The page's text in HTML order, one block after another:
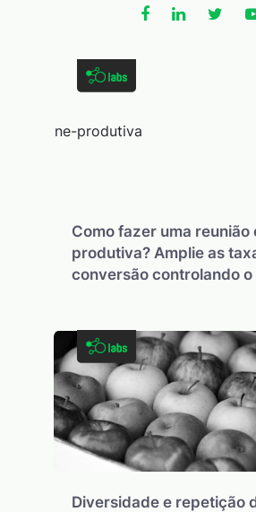
Como fazer uma reunião
produtiva? Amplie as
conversão controlando
Diversidade e repetição